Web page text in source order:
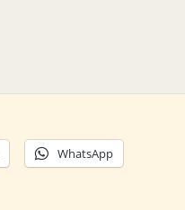
WhatsApp